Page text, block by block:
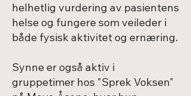
helhetlig vurdering av pasientens
helse og fungere som veileder i
både fysisk aktivitet og ernæring.
Synne er også aktiv i
gruppetimer hos "Sprek Voksen"